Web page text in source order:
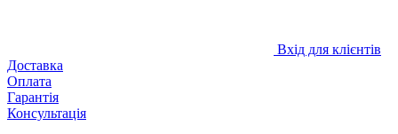
Вхід для клієнтів
Доставка
Оплата
Гарантія
Консультація